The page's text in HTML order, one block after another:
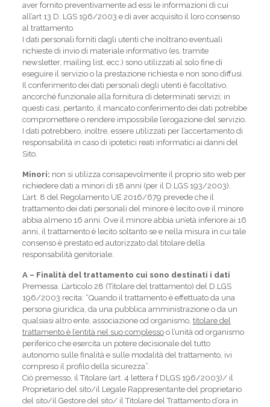
aver fornito preventivamente ad essi le informazioni di cui
all’art 13 D. LGS 196/2003 e di aver acquisito il loro consenso
al trattamento.
I dati personali forniti dagli utenti che inoltrano eventuali
richieste di invio di materiale informativo (es. tramite
newsletter, mailing list, ecc.) sono utilizzati al solo fine di
eseguire il servizio o la prestazione richiesta e non sono diffusi.
Il conferimento dei dati personali degli utenti è facoltativo,
ancorché funzionale alla fornitura di determinati servizi; in
questi casi, pertanto, il mancato conferimento dei dati potrebbe
compromettere o rendere impossibile l’erogazione del servizio.
I dati potrebbero, inoltre, essere utilizzati per l’accertamento di
responsabilità in caso di ipotetici reati informatici ai danni del
Sito.
Minori: non si utilizza consapevolmente il proprio sito web per
richiedere dati a minori di 18 anni (per il D.LGS 193/2003).
L’art. 8 del Regolamento UE 2016/679 prevede che il
trattamento dei dati personali del minore è lecito ove il minore
abbia almeno 16 anni. Ove il minore abbia un’età inferiore ai 16
anni, il trattamento è lecito soltanto se e nella misura in cui tale
consenso è prestato ed autorizzato dal titolare della
responsabilità genitoriale.
A – Finalità del trattamento cui sono destinati i dati
Premessa. L’articolo 28 (Titolare del trattamento) del D.LGS
196/2003 recita: “Quando il trattamento è effettuato da una
persona giuridica, da una pubblica amministrazione o da un
qualsiasi altro ente, associazione od organismo, titolare del
trattamento è l’entità nel suo complessoo l’unità od organismo
periferico che esercita un potere decisionale del tutto
autonomo sulle finalità e sulle modalità del trattamento, ivi
compreso il profilo della sicurezza”.
Ciò premesso, il Titolare (art. 4 lettera f DLGS 196/2003)/ il
Proprietario del sito/il Legale Rappresentante del proprietario
del sito/il Gestore del sito/ il Titolare del Trattamento d’ora in